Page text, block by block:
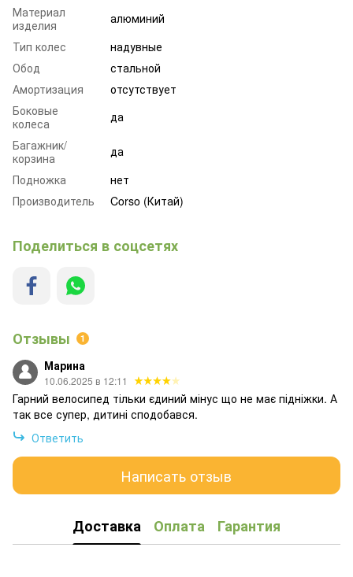
Материал
изделия
алюминий
Тип колес
надувные
Обод
стальной
Амортизация
отсутствует
Боковые
колеса
да
Багажник/
корзина
да
Подножка
нет
Производитель
Corso (Китай)
Поделиться в соцсетях
Отзывы 1
Марина
10.06.2025 в 12:11
Гарний велосипед тільки єдиний мінус що не має підніжки. А
так все супер, дитині сподобався.
Ответить
Написать отзыв
Доставка Оплата Гарантия